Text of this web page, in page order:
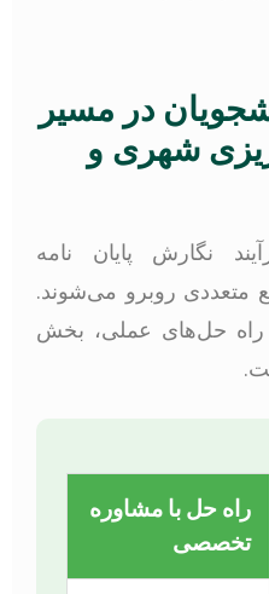
در مسیر
شهری و
نگارش پایان نامه
متعددی روبرو می‌شوند.
راه حل‌های عملی، بخش
راه حل با مشاوره
تخصصی